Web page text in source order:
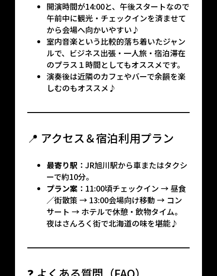
開演時間が14:00と、午後スタートなので
午前中に観光・チェックインを済ませて
から会場へ向かいやすい♪
室内音楽という比較的落ち着いたジャン
ルで、ビジネス出張・一人旅・宿泊滞在
のプラス１時間としてもオススメです。
演奏後は近隣のカフェやバーで余韻を楽
しむのもオススメ♪
📍 アクセス＆宿泊利用プラン
最寄り駅 ：JR旭川駅から車またはタクシ
ーで約10分。
プラン案 ：11:00頃チェックイン → 昼食
／街散策 → 13:00会場向け移動 → コン
サート → ホテルで休憩・飲物タイム。
夜はさんろく街で北海道の味を堪能♪